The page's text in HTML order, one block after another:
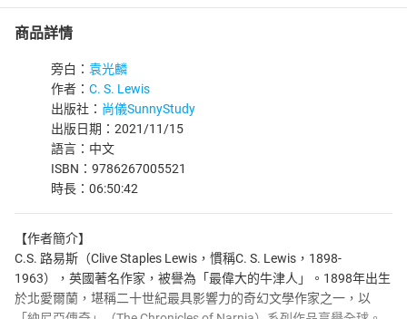
商品詳情
旁白： 袁光麟
作者： C. S. Lewis
出版社： 尚儀SunnyStudy
出版日期：2021/11/15
語言：中文
ISBN：9786267005521
時長：06:50:42
【作者簡介】
C.S. 路易斯（Clive Staples Lewis，慣稱C. S. Lewis，1898-
1963），英國著名作家，被譽為「最偉大的牛津人」。1898年出生
於北愛爾蘭，堪稱二十世紀最具影響力的奇幻文學作家之一，以